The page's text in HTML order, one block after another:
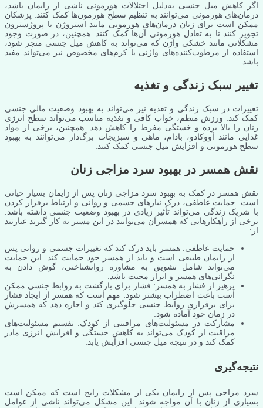
اگر کاهش میل جنسی به‌دلیل اختلالات هورمونی ناشی از زایمان باشد،
درمان‌های هورمونی می‌توانند به تنظیم سطح هورمون‌ها کمک کنند. پزشکان
ممکن است برای زنان درمان‌های هورمونی مانند استروژن یا پروژسترون
تجویز کنند تا به تعادل هورمونی آن‌ها کمک کنند. همچنین، در صورت وجود
مشکلاتی مانند خشکی واژن که می‌تواند به کاهش میل جنسی منجر شود،
استفاده از مرطوب‌کننده‌های واژنی یا کرم‌های مخصوص نیز می‌تواند مفید
باشد.
تغییر سبک زندگی و تغذیه
تغییرات در سبک زندگی و تغذیه نیز می‌تواند به بهبود وضعیت مالی جنسی
کمک کند. ورزش منظم، خواب کافی و تغذیه مناسب می‌تواند سطح انرژی
زنان را بالا برده و خستگی مفرط را کاهش دهد. همچنین، برخی از مواد
غذایی مانند آووکادو، بادام، ماهی و سبزیجات برگ‌دار می‌توانند به بهبود
سطح هورمونی و افزایش میل جنسی کمک کنند.
نقش همسر در بهبود سرد مزاجی زنان
نقش همسر در کمک به بهبود سرد مزاجی زنان پس از زایمان بسیار حیاتی
است. حمایت عاطفی، درک نیازهای جسمی و روانی و ارتباط برقرار کردن
با شریک زندگی می‌تواند تأثیر زیادی در بهبود وضعیت جنسی داشته باشد.
برخی از راهکارهایی که همسران می‌توانند در این مسیر به کار گیرند عبارتند
از:
حمایت عاطفی: همسر باید درک کند که تغییرات جسمی و روانی پس
از زایمان طبیعی است و باید از همسر خود حمایت کند. این حمایت
می‌تواند شامل تشویق به مشاوره روانشناختی، گوش دادن به
نگرانی‌های همسر و ابراز محبت باشد.
پرهیز از فشار به همسر: فشار برای بازگشت به روابط جنسی ممکن
است باعث اضطراب بیشتر شود. مهم است که همسر از ایجاد فشار
برای برقراری روابط جنسی جلوگیری کند و اجازه دهد که همسرش
در زمان خود آماده شود.
مشارکت در مسئولیت‌های مراقبتی از کودک: تقسیم مسئولیت‌های
مراقبت از کودک می‌تواند به کاهش خستگی و افزایش انرژی مادر
کمک کند و در نتیجه میل جنسی افزایش یابد.
نتیجه‌گیری
سرد مزاجی پس از زایمان یکی از مشکلات رایج است که ممکن است
بسیاری از زنان با آن مواجه شوند. این مشکل می‌تواند ناشی از عوامل